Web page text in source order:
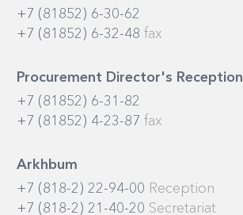
+7 (81852) 6-30-62
+7 (81852) 6-32-48 fax
Procurement Director's Reception
+7 (81852) 6-31-82
+7 (81852) 4-23-87 fax
Arkhbum
+7 (818-2) 22-94-00 Reception
+7 (818-2) 21-40-20 Secretariat